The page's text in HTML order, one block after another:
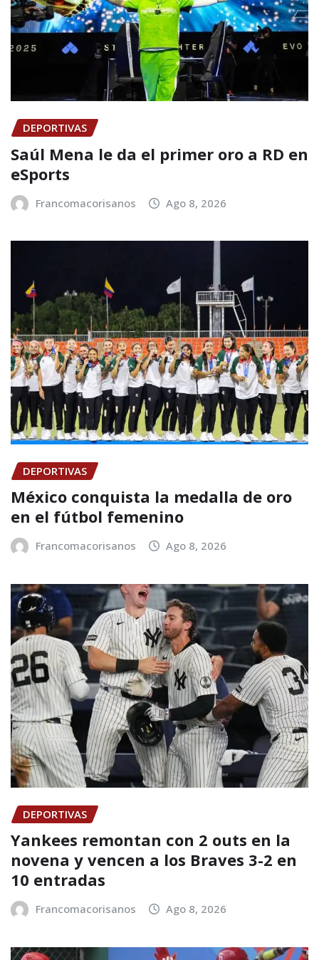
DEPORTIVAS
Saúl Mena le da el primer oro a RD en
eSports
Francomacorisanos Ago 8, 2026
DEPORTIVAS
México conquista la medalla de oro
en el fútbol femenino
Francomacorisanos Ago 8, 2026
DEPORTIVAS
Yankees remontan con 2 outs en la
novena y vencen a los Braves 3-2 en
10 entradas
Francomacorisanos Ago 8, 2026